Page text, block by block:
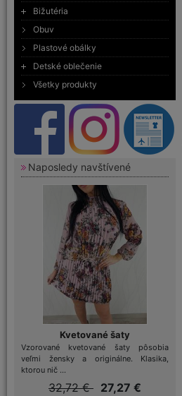
Bižutéria
Obuv
Plastové obálky
Detské oblečenie
Všetky produkty
Naposledy navštívené
Kvetované šaty
Vzorované kvetované šaty pôsobia
veľmi žensky a originálne. Klasika,
ktorou nič ...
32,72 € 27,27 €